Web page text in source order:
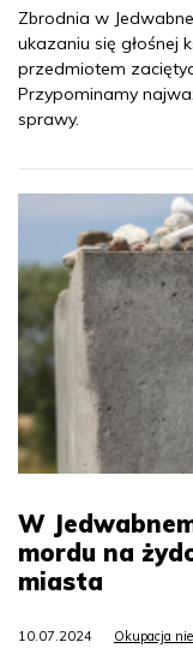
Zbrodnia w
ukazaniu się głośnej
przedmiotem
Przypominamy
sprawy.
W
mordu na
miasta
10.07.2024 Okupacja